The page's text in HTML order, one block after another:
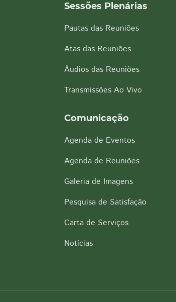
Sessões Plenárias
Pautas das Reuniões
Atas das Reuniões
Áudios das Reuniões
Transmissões Ao Vivo
Comunicação
Agenda de Eventos
Agenda de Reuniões
Galeria de Imagens
Pesquisa de Satisfação
Carta de Serviços
Notícias